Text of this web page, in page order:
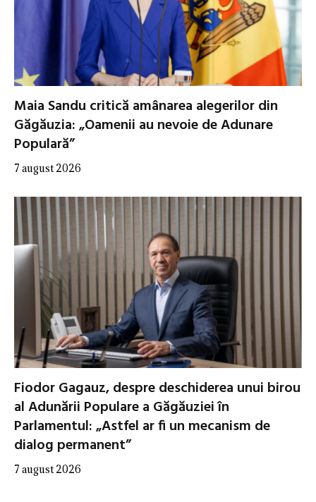
Maia Sandu critică amânarea alegerilor din
Găgăuzia: „Oamenii au nevoie de Adunare
Populară”
7 august 2026
Fiodor Gagauz, despre deschiderea unui birou
al Adunării Populare a Găgăuziei în
Parlamentul: „Astfel ar fi un mecanism de
dialog permanent”
7 august 2026